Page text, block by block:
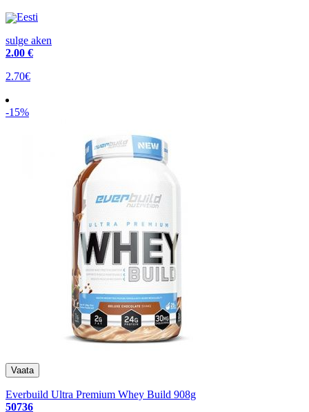
Eesti
sulge aken
2.00 €
2.70€
-15%
Everbuild Ultra Premium Whey Build 908g
50736